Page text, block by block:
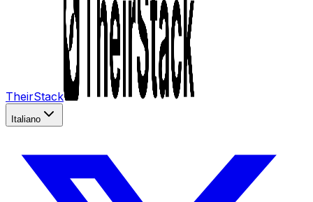
TheirStack
Italiano